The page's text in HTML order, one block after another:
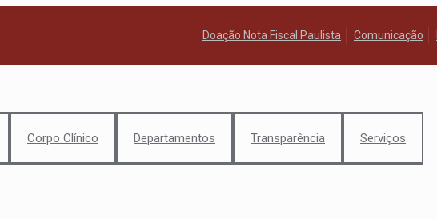
Doação Nota Fiscal Paulista Comunicação
Corpo Clínico Departamentos Transparência Serviços